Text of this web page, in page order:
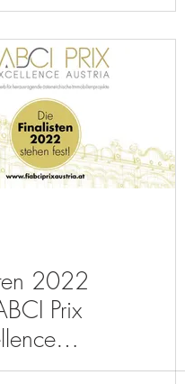
2022
Prix